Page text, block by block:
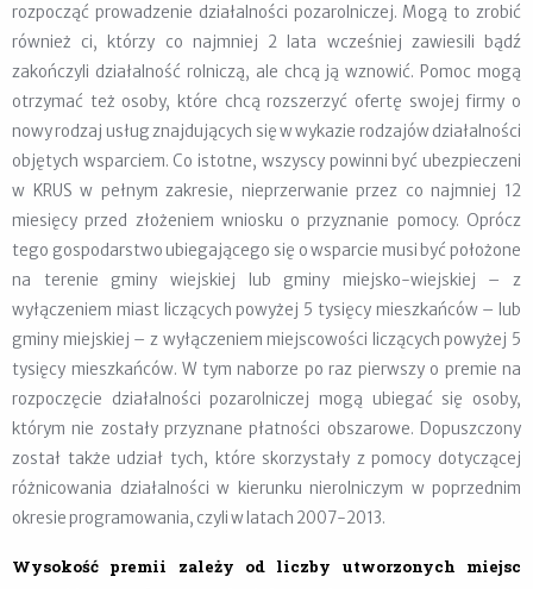
rozpocząć prowadzenie działalności pozarolniczej. Mogą to zrobić
również ci, którzy co najmniej 2 lata wcześniej zawiesili bądź
zakończyli działalność rolniczą, ale chcą ją wznowić. Pomoc mogą
otrzymać też osoby, które chcą rozszerzyć ofertę swojej firmy o
nowy rodzaj usług znajdujących się w wykazie rodzajów działalności
objętych wsparciem. Co istotne, wszyscy powinni być ubezpieczeni
w KRUS w pełnym zakresie, nieprzerwanie przez co najmniej 12
miesięcy przed złożeniem wniosku o przyznanie pomocy. Oprócz
tego gospodarstwo ubiegającego się o wsparcie musi być położone
na terenie gminy wiejskiej lub gminy miejsko-wiejskiej – z
wyłączeniem miast liczących powyżej 5 tysięcy mieszkańców – lub
gminy miejskiej – z wyłączeniem miejscowości liczących powyżej 5
tysięcy mieszkańców. W tym naborze po raz pierwszy o premie na
rozpoczęcie działalności pozarolniczej mogą ubiegać się osoby,
którym nie zostały przyznane płatności obszarowe. Dopuszczony
został także udział tych, które skorzystały z pomocy dotyczącej
różnicowania działalności w kierunku nierolniczym w poprzednim
okresie programowania, czyli w latach 2007-2013.
Wysokość premii zależy od liczby utworzonych miejsc